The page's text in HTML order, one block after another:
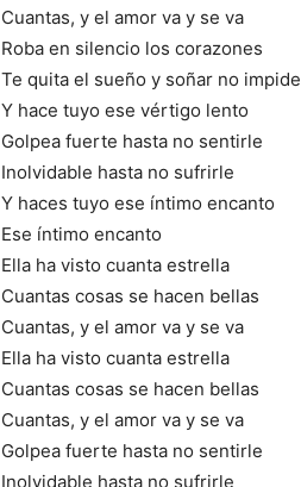
Cuantas, y el amor va y se va
Roba en silencio los corazones
Te quita el sueño y soñar no impide
Y hace tuyo ese vértigo lento
Golpea fuerte hasta no sentirle
Inolvidable hasta no sufrirle
Y haces tuyo ese íntimo encanto
Ese íntimo encanto
Ella ha visto cuanta estrella
Cuantas cosas se hacen bellas
Cuantas, y el amor va y se va
Ella ha visto cuanta estrella
Cuantas cosas se hacen bellas
Cuantas, y el amor va y se va
Golpea fuerte hasta no sentirle
Inolvidable hasta no sufrirle